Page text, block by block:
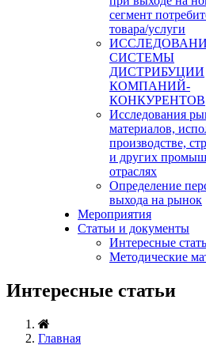
сегмент
товара/услуги
СИСТЕМЫ
ДИСТРИБУЦИИ
КОМПАНИЙ-
КОНКУРЕНТОВ
Исследования
материалов,
производстве,
и других
отраслях
Определение
выхода на рынок
Мероприятия
Статьи и документы
Интересные
Методические
Интересные статьи
Главная